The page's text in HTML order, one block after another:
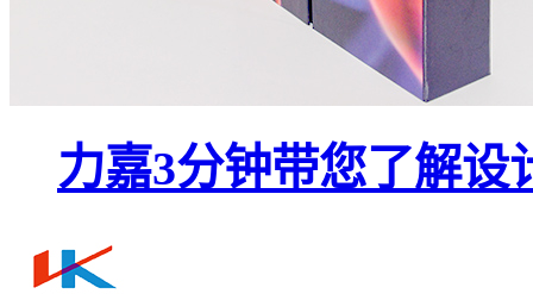
力嘉3分钟带您了解设